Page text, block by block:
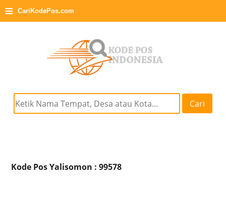
≡ CariKodePos.com
Cari
Kode Pos Yalisomon : 99578